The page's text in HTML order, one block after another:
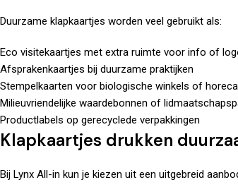
Duurzame klapkaartjes worden veel gebruikt als:
Eco visitekaartjes met extra ruimte voor info of
Afsprakenkaartjes bij duurzame praktijken
Stempelkaarten voor biologische winkels of
Milieuvriendelijke waardebonnen of
Productlabels op gerecyclede verpakkingen
Klapkaartjes drukken
Bij Lynx All-in kun je kiezen uit een uitgebreid